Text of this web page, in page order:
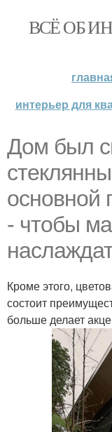
ВСЁ ОБ
интерьер для
Дом был
основной
- чтобы
Кроме этого,
состоит
больше делает